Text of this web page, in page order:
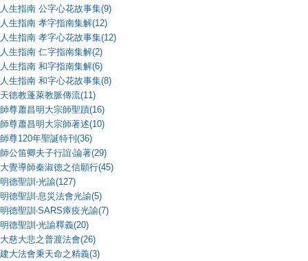
人生指南 公字心花故事集(9)
人生指南 孝字指南集解(12)
人生指南 孝字心花故事集(12)
人生指南 仁字指南集解(2)
人生指南 和字指南集解(6)
人生指南 和字心花故事集(8)
天德教蓬萊教脈傳流(11)
師尊蕭昌明大宗師聖蹟(16)
師尊蕭昌明大宗師著述(10)
師尊120年聖誕特刊(36)
師公笛卿夫子行誼‧論著(29)
大覺導師秦淑德之信願行(45)
明德聖訓‧光諭(127)
明德聖訓‧息災法會光諭(5)
明德聖訓‧SARS瘴疫光諭(7)
明德聖訓‧光諭釋義(20)
大慈大悲之普渡法會(26)
建大法會秉天命之精義(3)